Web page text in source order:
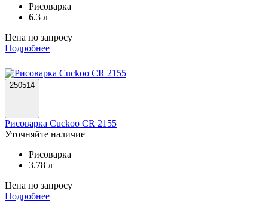
Рисоварка
6.3 л
Цена по запросу
Подробнее
250514
Рисоварка Cuckoo CR 2155
Уточняйте наличие
Рисоварка
3.78 л
Цена по запросу
Подробнее